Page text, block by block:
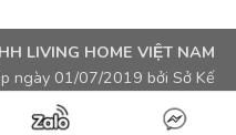
LIVING HOME VIỆT NAM
ngày 01/07/2019 bởi Sở Kế
Việt Nam